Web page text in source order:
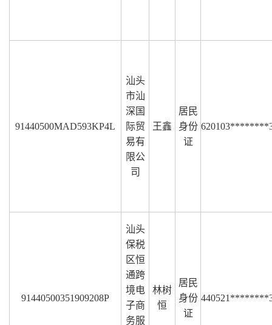
91440500MAD593KP4L
汕头
市汕
深国
际贸
易有
限公
司
王鑫
居民
身份
证
91440500351909208P
汕头
保税
区恒
通跨
境电
子商
务服
林树
恒
居民
身份
证